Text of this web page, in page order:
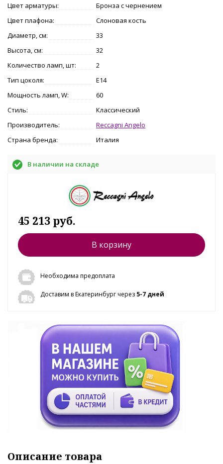
Цвет арматуры:
Бронза с чернением
Цвет плафона:
Слоновая кость
Диаметр, см:
33
Высота, см:
32
Количество ламп, шт:
2
Тип цоколя:
E14
Мощность ламп, W:
60
Стиль:
Классический
Производитель:
Reccagni Angelo
Страна бренда:
Италия
В наличии на складе
45 213 руб.
В корзину
Необходима предоплата
Доставим в Екатеринбург через 5-7 дней
Описание товара